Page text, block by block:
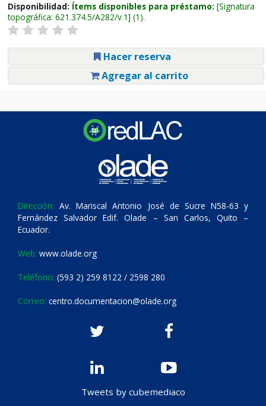
Disponibilidad: Ítems disponibles para préstamo: Signatura
topográfica: 621.374.5/A282/v.1 (1).
Hacer reserva
Agregar al carrito
Dirección: Av. Mariscal Antonio José de Sucre N58-63 y
Fernández Salvador Edif. Olade – San Carlos, Quito –
Ecuador.
Web: www.olade.org
Teléfono: (593 2) 259 8122 / 2598 280
Correo: centro.documentacion@olade.org
Tweets by cubemediaco